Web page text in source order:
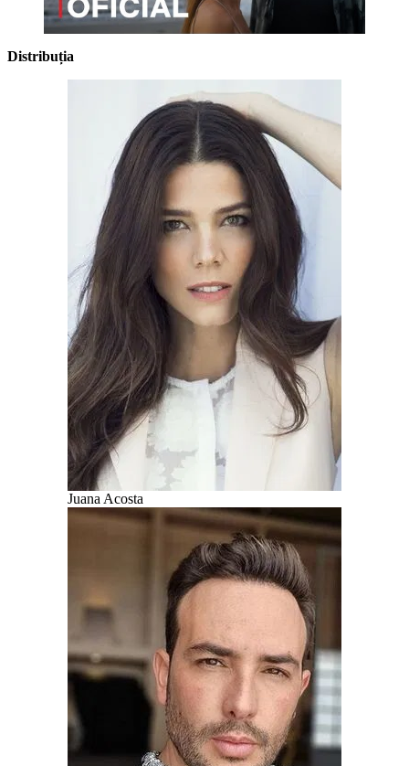
Distribuția
Juana Acosta